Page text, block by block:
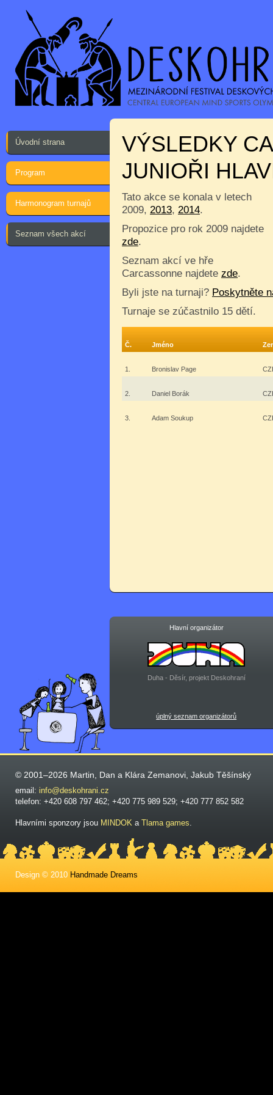
Úvodní strana
Program
Harmonogram turnajů
Seznam všech akcí
VÝSLEDKY
JUNIOŘI
Tato akce se konala v letech
2009, 2013, 2014.
Propozice pro rok 2009 najdete
zde.
Seznam akcí ve hře
Carcassonne najdete zde.
Byli jste na turnaji? Poskytněte
Turnaje se zúčastnilo 15 dětí.
Č. Jméno
1. Bronislav Page
2. Daniel Borák
3. Adam Soukup
Hlavní organizátor
Duha - Děsír, projekt Deskohraní
úplný seznam organizátorů
© 2001–2026 Martin, Dan a Klára Zemanovi, Jakub Těšínský
email: info@deskohrani.cz
telefon: +420 608 797 462; +420 775 989 529; +420 777 852 582
Hlavními sponzory jsou MINDOK a Tlama games.
Design © 2010 Handmade Dreams